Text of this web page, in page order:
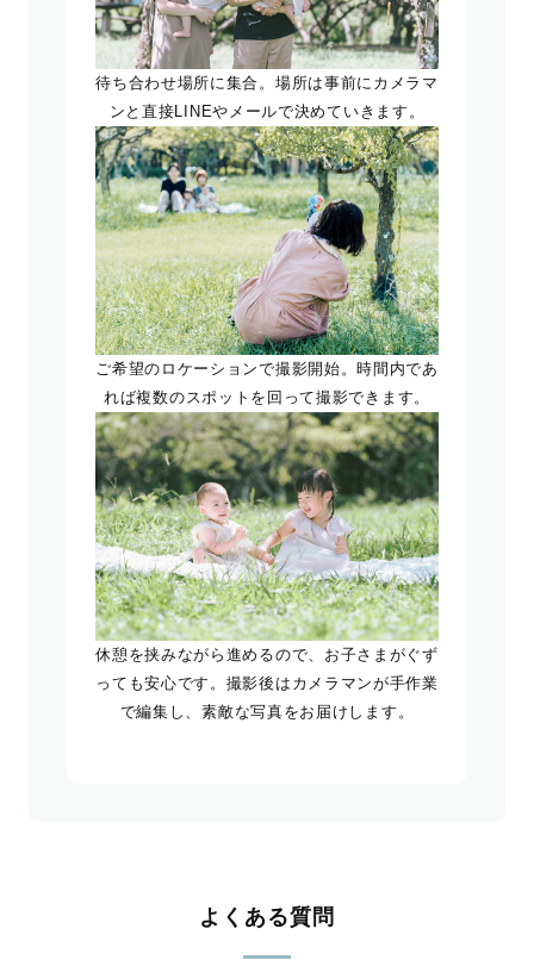
待ち合わせ場所に集合。場所は事前にカメラマ
ンと直接LINEやメールで決めていきます。
ご希望のロケーションで撮影開始。時間内であ
れば複数のスポットを回って撮影できます。
休憩を挟みながら進めるので、お子さまがぐず
っても安心です。撮影後はカメラマンが手作業
で編集し、素敵な写真をお届けします。
よくある質問